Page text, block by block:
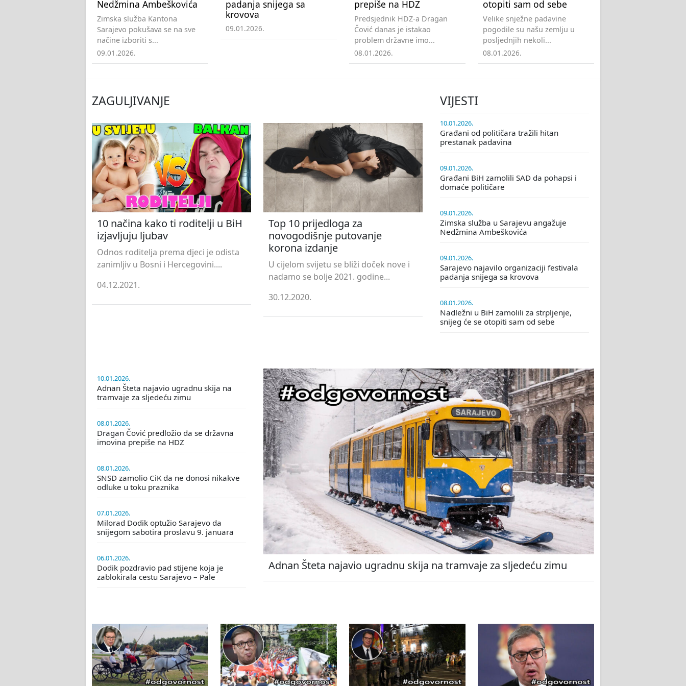
Nedžmina Ambeškovića
Zimska služba Kantona
Sarajevo pokušava se na sve
načine izboriti s...
09.01.2026.
padanja snijega sa
krovova
09.01.2026.
prepiše na HDZ
Predsjednik HDZ-a Dragan
Čović danas je istakao
problem državne imo...
08.01.2026.
otopiti sam od sebe
Velike snježne padavine
pogodile su našu zemlju u
posljednjih nekoli...
08.01.2026.
ZAGULJIVANJE
10 načina kako ti roditelji u BiH
izjavljuju ljubav
Odnos roditelja prema djeci je odista
zanimljiv u Bosni i Hercegovini....
04.12.2021.
Top 10 prijedloga za
novogodišnje putovanje
korona izdanje
U cijelom svijetu se bliži doček nove i
nadamo se bolje 2021. godine...
30.12.2020.
VIJESTI
10.01.2026.
Građani od političara tražili hitan
prestanak padavina
09.01.2026.
Građani BiH zamolili SAD da pohapsi i
domaće političare
09.01.2026.
Zimska služba u Sarajevu angažuje
Nedžmina Ambeškovića
09.01.2026.
Sarajevo najavilo organizaciji festivala
padanja snijega sa krovova
08.01.2026.
Nadležni u BiH zamolili za strpljenje,
snijeg će se otopiti sam od sebe
10.01.2026.
Adnan Šteta najavio ugradnu skija na
tramvaje za sljedeću zimu
08.01.2026.
Dragan Čović predložio da se državna
imovina prepiše na HDZ
08.01.2026.
SNSD zamolio CiK da ne donosi nikakve
odluke u toku praznika
07.01.2026.
Milorad Dodik optužio Sarajevo da
snijegom sabotira proslavu 9. januara
06.01.2026.
Dodik pozdravio pad stijene koja je
zablokirala cestu Sarajevo – Pale
Adnan Šteta najavio ugradnu skija na tramvaje za sljedeću zimu